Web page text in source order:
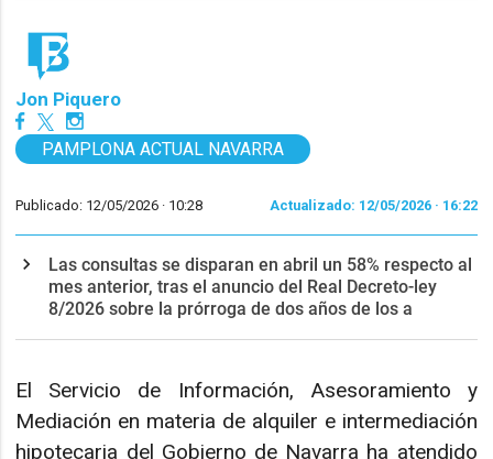
Jon Piquero
PAMPLONA ACTUAL NAVARRA
Publicado: 12/05/2026 · 10:28 Actualizado: 12/05/2026 · 16:22
Las consultas se disparan en abril un 58% respecto al
mes anterior, tras el anuncio del Real Decreto-ley
8/2026 sobre la prórroga de dos años de los a
El Servicio de Información, Asesoramiento y
Mediación en materia de alquiler e intermediación
hipotecaria del Gobierno de Navarra ha atendido